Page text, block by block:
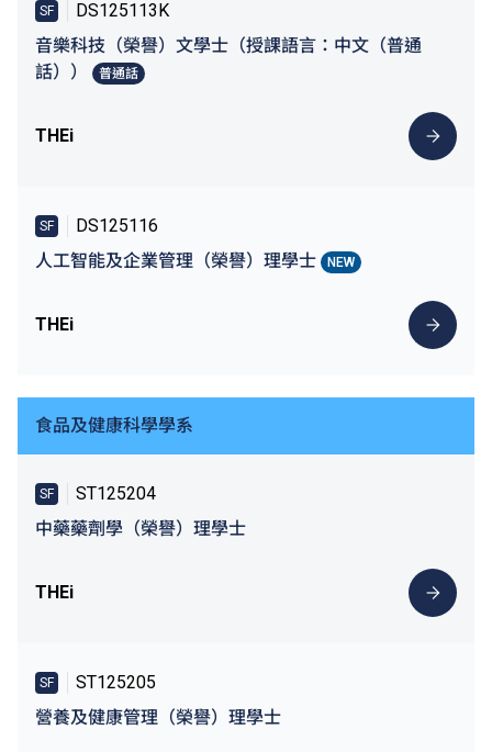
SF
DS125113K
音樂科技（榮譽）文學士（授課語言：中文（普通
話））
普通話
THEi
SF
DS125116
人工智能及企業管理（榮譽）理學士
NEW
THEi
食品及健康科學學系
SF
ST125204
中藥藥劑學（榮譽）理學士
THEi
SF
ST125205
營養及健康管理（榮譽）理學士